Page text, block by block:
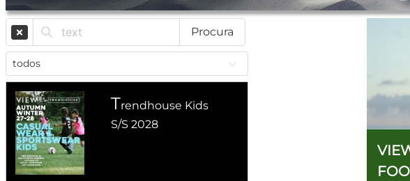
Procura
Trendhouse Kids
S/S 2028